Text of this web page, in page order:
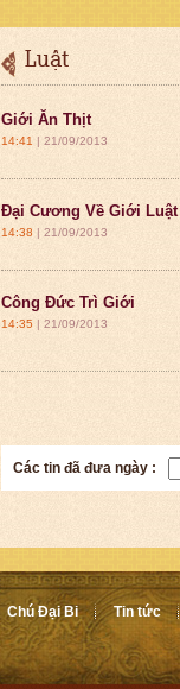
Luật
Giới Ăn Thịt
14:41 | 21/09/2013
Đại Cương Về Giới Luật
14:38 | 21/09/2013
Công Đức Trì Giới
14:35 | 21/09/2013
Các tin đã đưa ngày :
Chú Đại Bi Tin tức